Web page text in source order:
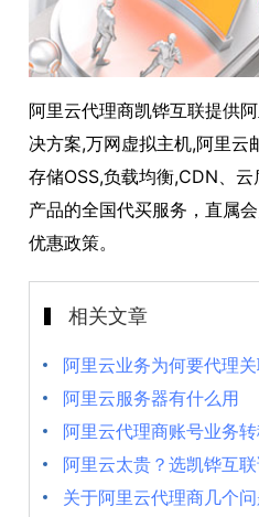
阿里云代理商凯铧互联提供
决方案,万网虚拟主机,阿里云
存储OSS,负载均衡,CDN、
产品的全国代买服务，直属
优惠政策。
相关文章
阿里云业务为何要代理
阿里云服务器有什么用
阿里云代理商账号业务
阿里云太贵？选凯铧互联
关于阿里云代理商几个